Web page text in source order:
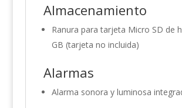
Almacenamiento
Ranura para tarjeta Micro SD de
GB (tarjeta no incluida)
Alarmas
Alarma sonora y luminosa